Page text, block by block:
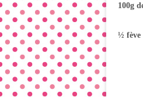
100g
½ fève